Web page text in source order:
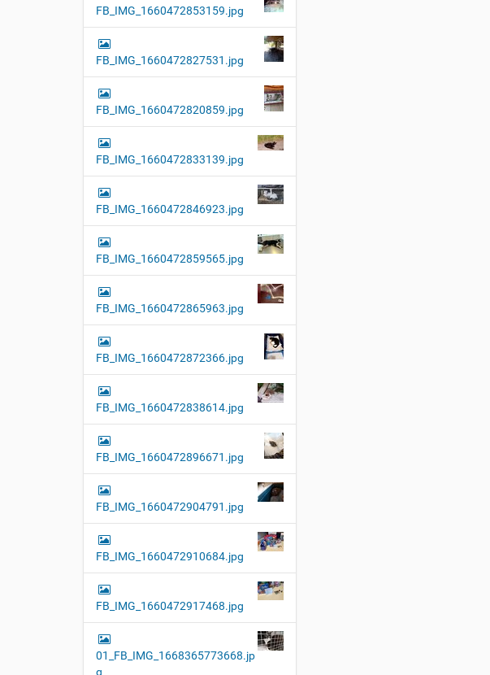
FB_IMG_1660472853159.jpg
FB_IMG_1660472827531.jpg
FB_IMG_1660472820859.jpg
FB_IMG_1660472833139.jpg
FB_IMG_1660472846923.jpg
FB_IMG_1660472859565.jpg
FB_IMG_1660472865963.jpg
FB_IMG_1660472872366.jpg
FB_IMG_1660472838614.jpg
FB_IMG_1660472896671.jpg
FB_IMG_1660472904791.jpg
FB_IMG_1660472910684.jpg
FB_IMG_1660472917468.jpg
01_FB_IMG_1668365773668.jp
g